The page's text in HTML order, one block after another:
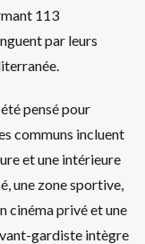
113
par leurs
pensé pour
communs incluent
et une intérieure
une zone sportive,
cinéma privé et une
gardiste intègre